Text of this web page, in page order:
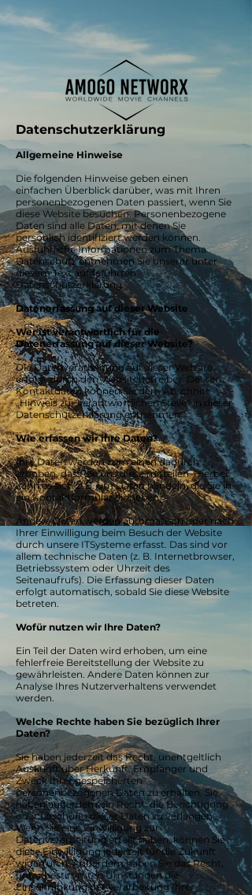
Datenschutzerklärung
Allgemeine Hinweise
Die folgenden Hinweise geben einen
einfachen Überblick darüber, was mit Ihren
personenbezogenen Daten passiert, wenn Sie
diese Website besuchen. Personenbezogene
Daten sind alle Daten, mit denen Sie
persönlich identifiziert werden können.
Ausführliche Informationen zum Thema
Datenschutz entnehmen Sie unserer unter
diesem Text aufgeführten
Datenschutzerklärung.
Datenerfassung auf dieser Website
Wer ist verantwortlich für die
Datenerfassung auf dieser Website?
Die Datenverarbeitung auf dieser Website
erfolgt durch den Websitebetreiber. Dessen
Kontaktdaten können Sie dem Abschnitt
„Hinweis zur Verantwortlichen Stelle“ in dieser
Datenschutzerklärung entnehmen.
Wie erfassen wir ihre Daten?
Ihre Daten werden zum einen dadurch
erhoben, dass Sie uns diese mitteilen. Hierbei
kann es sich z. B. um Daten handeln, die Sie in
ein Kontaktformular eingeben.
Andere Daten werden automatisch oder nach
Ihrer Einwilligung beim Besuch der Website
durch unsere ITSysteme erfasst. Das sind vor
allem technische Daten (z. B. Internetbrowser,
Betriebssystem oder Uhrzeit des
Seitenaufrufs). Die Erfassung dieser Daten
erfolgt automatisch, sobald Sie diese Website
betreten.
Wofür nutzen wir Ihre Daten?
Ein Teil der Daten wird erhoben, um eine
fehlerfreie Bereitstellung der Website zu
gewährleisten. Andere Daten können zur
Analyse Ihres Nutzerverhaltens verwendet
werden.
Welche Rechte haben Sie bezüglich Ihrer
Daten?
Sie haben jederzeit das Recht, unentgeltlich
Auskunft über Herkunft, Empfänger und
Zweck Ihrer gespeicherten
personenbezogenen Daten zu erhalten. Sie
haben außerdem ein Recht, die Berichtigung
oder Löschung dieser Daten zu verlangen.
Wenn Sie eine Einwilligung zur
Datenverarbeitung erteilt haben, können Sie
diese Einwilligung jederzeit für die Zukunft
widerrufen. Außerdem haben Sie das Recht,
unter bestimmten Umständen die
Einschränkung der Verarbeitung Ihrer